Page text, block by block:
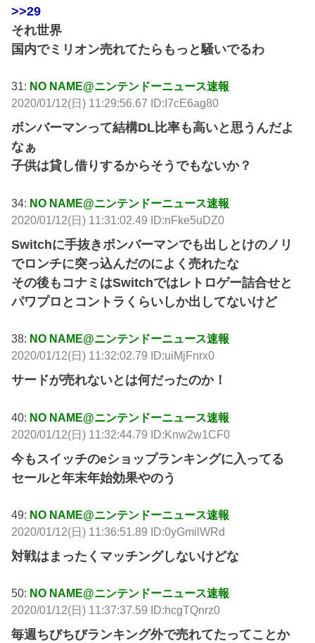
>>29
それ世界
国内でミリオン売れてたらもっと騒いでるわ
31: NO NAME@ニンテンドーニュース速報
2020/01/12(日) 11:29:56.67 ID:I7cE6ag80
ボンバーマンって結構DL比率も高いと思うんだよ
なぁ
子供は貸し借りするからそうでもないか？
34: NO NAME@ニンテンドーニュース速報
2020/01/12(日) 11:31:02.49 ID:nFke5uDZ0
Switchに手抜きボンバーマンでも出しとけのノリ
でロンチに突っ込んだのによく売れたな
その後もコナミはSwitchではレトロゲー詰合せと
パワプロとコントラくらいしか出してないけど
38: NO NAME@ニンテンドーニュース速報
2020/01/12(日) 11:32:02.79 ID:uiMjFnrx0
サードが売れないとは何だったのか！
40: NO NAME@ニンテンドーニュース速報
2020/01/12(日) 11:32:44.79 ID:Knw2w1CF0
今もスイッチのeショップランキングに入ってる
セールと年末年始効果やのう
49: NO NAME@ニンテンドーニュース速報
2020/01/12(日) 11:36:51.89 ID:0yGmilWRd
対戦はまったくマッチングしないけどな
50: NO NAME@ニンテンドーニュース速報
2020/01/12(日) 11:37:37.59 ID:hcgTQnrz0
毎週ちびちびランキング外で売れてたってことか